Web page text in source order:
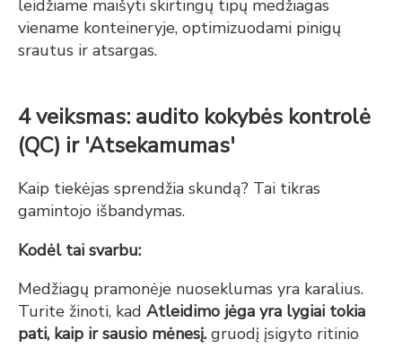
leidžiame maišyti skirtingų tipų medžiagas
viename konteineryje, optimizuodami pinigų
srautus ir atsargas.
4 veiksmas: audito kokybės kontrolė
(QC) ir 'Atsekamumas'
Kaip tiekėjas sprendžia skundą? Tai tikras
gamintojo išbandymas.
Kodėl tai svarbu:
Medžiagų pramonėje nuoseklumas yra karalius.
Turite žinoti, kad Atleidimo jėga yra lygiai tokia
pati, kaip ir sausio mėnesį. gruodį įsigyto ritinio